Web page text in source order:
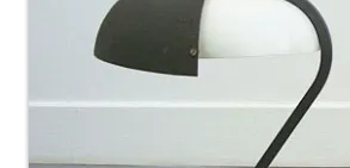
koop bij Vervlogen Jaren, prijs op
aanvraag